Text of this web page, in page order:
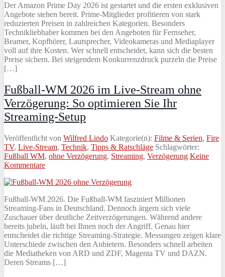
Der Amazon Prime Day 2026 ist gestartet und die ersten exklusiven
Angebote stehen bereit. Prime-Mitglieder profitieren von stark
reduzierten Preisen in zahlreichen Kategorien. Besonders
Technikliebhaber kommen bei den Angeboten für Fernseher,
Beamer, Kopfhörer, Lautsprecher, Videokameras und Mediaplayer
voll auf ihre Kosten. Wer schnell entscheidet, kann sich die besten
Preise sichern. Bei steigendem Konkurrenzdruck purzeln die Preise
[…]
Fußball-WM 2026 im Live-Stream ohne
Verzögerung: So optimieren Sie Ihr
Streaming-Setup
Veröffentlicht von Wilfred Lindo Kategorie(n): Filme & Serien, Fire
TV, Live-Stream, Technik, Tipps & Ratschläge Schlagwörter:
Fußball WM, ohne Verzögerung, Streaming, Verzögerung Keine
Kommentare
Fußball-WM 2026. Die Fußball-WM fasziniert Millionen
Streaming-Fans in Deutschland. Dennoch ärgern sich viele
Zuschauer über deutliche Zeitverzögerungen. Während andere
bereits jubeln, läuft bei Ihnen noch der Angriff. Genau hier
entscheidet die richtige Streaming-Strategie. Messungen zeigen klare
Unterschiede zwischen den Anbietern. Besonders schnell arbeiten
die Mediatheken von ARD und ZDF, Magenta TV und DAZN.
Deren Streams […]